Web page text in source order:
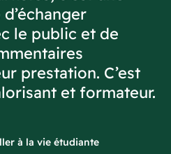
le public et de
prestation. C’est
et formateur.
à la vie étudiante